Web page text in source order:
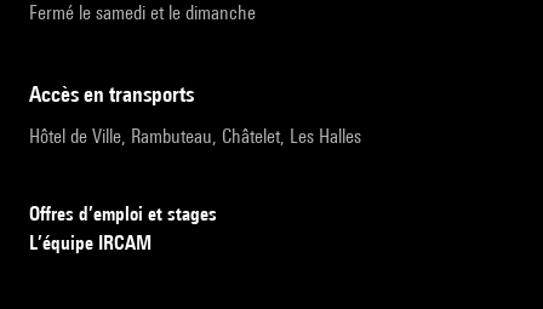
Fermé le samedi et le dimanche
accès en transports
Hôtel de Ville, Rambuteau, Châtelet, Les Halles
Offres d’emploi et stages
L’équipe IRCAM